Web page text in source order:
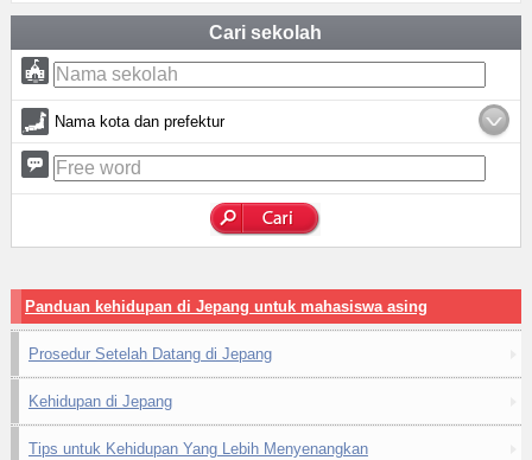
Cari sekolah
Nama kota dan prefektur
Panduan kehidupan di Jepang untuk mahasiswa asing
Prosedur Setelah Datang di Jepang
Kehidupan di Jepang
Tips untuk Kehidupan Yang Lebih Menyenangkan